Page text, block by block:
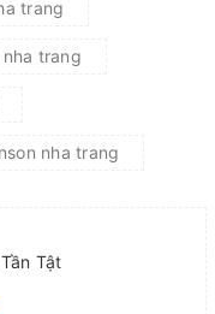
trang
trang
nha trang
Tật